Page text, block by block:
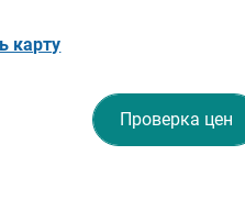
карту
Проверка цен